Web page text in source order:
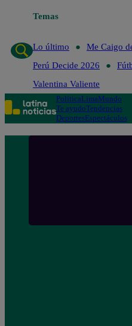
Temas
Lo último
Me Caigo
Perú Decide 2026
Valentina Valiente
PolíticaLimaMundo
Te ayudoTendencias
DeportesEspectáculos